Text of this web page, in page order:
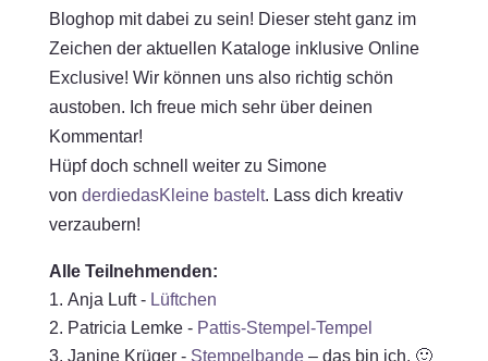
Bloghop mit dabei zu sein! Dieser steht ganz im
Zeichen der aktuellen Kataloge inklusive Online
Exclusive! Wir können uns also richtig schön
austoben. Ich freue mich sehr über deinen
Kommentar!
Hüpf doch schnell weiter zu Simone
von derdiedasKleine bastelt. Lass dich kreativ
verzaubern!
Alle Teilnehmenden:
Anja Luft - Lüftchen
Patricia Lemke - Pattis-Stempel-Tempel
Janine Krüger - Stempelbande– das bin ich. 🙂